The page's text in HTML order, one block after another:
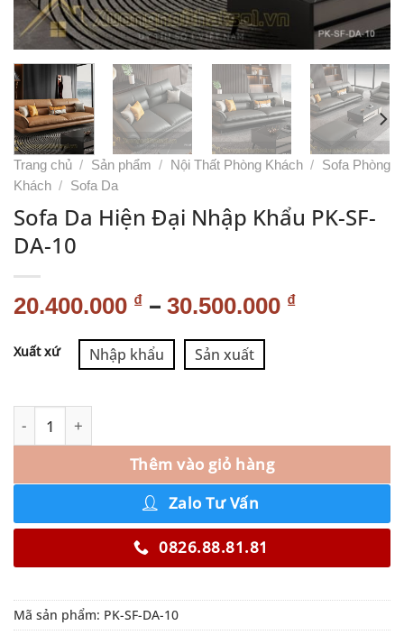
Trang chủ / Sản phẩm / Nội Thất Phòng Khách /
Sofa Phòng
Khách / Sofa Da
Sofa Da Hiện Đại Nhập Khẩu PK-SF-
DA-10
20.400.000 ₫ – 30.500.000 ₫
Xuất xứ Nhập khẩu Sản xuất
Thêm vào giỏ hàng
Alternative:
Zalo Tư Vấn
0826.88.81.81
Mã sản phẩm: PK-SF-DA-10